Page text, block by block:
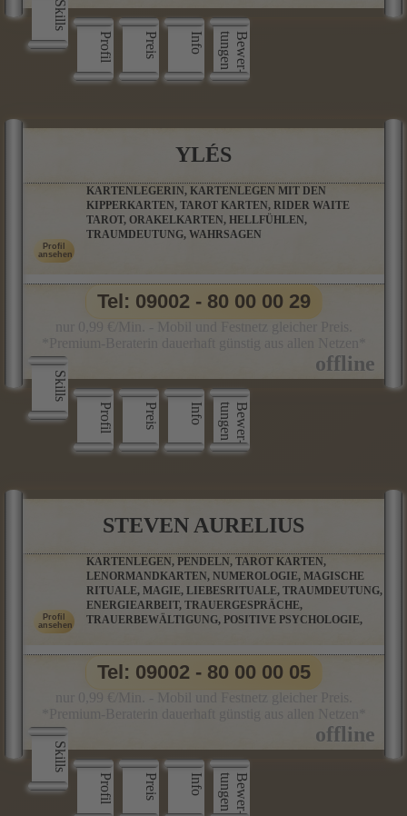
Skills
Profil
Preis Info B
e
w
e
r
­
t
u
n
g
e
n
YLÉS
KARTENLEGERIN, KARTENLEGEN MIT DEN
KIPPERKARTEN, TAROT KARTEN, RIDER WAITE
TAROT, ORAKELKARTEN, HELLFÜHLEN,
TRAUMDEUTUNG, WAHRSAGEN
Skills
Profil
Preis Info B
e
w
e
r
­
t
u
n
g
e
n
Tel: 09002 - 80 00 00 29
STEVEN AURELIUS
KARTENLEGEN, PENDELN, TAROT KARTEN,
LENORMANDKARTEN, NUMEROLOGIE, MAGISCHE
RITUALE, MAGIE, LIEBESRITUALE, TRAUMDEUTUNG,
ENERGIEARBEIT, TRAUERGESPRÄCHE,
TRAUERBEWÄLTIGUNG, POSITIVE PSYCHOLOGIE,
Skills
Profil
Preis Info B
e
w
e
r
­
t
u
n
g
e
n
Tel: 09002 - 80 00 00 05